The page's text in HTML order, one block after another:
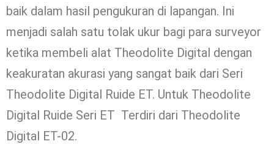
baik dalam hasil pengukuran di lapangan. Ini
menjadi salah satu tolak ukur bagi para surveyor
ketika membeli alat Theodolite Digital dengan
keakuratan akurasi yang sangat baik dari Seri
Theodolite Digital Ruide ET. Untuk Theodolite
Digital Ruide Seri ET Terdiri dari Theodolite
Digital ET-02.